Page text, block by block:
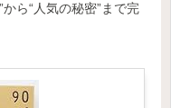
ら“人気の秘密”まで完